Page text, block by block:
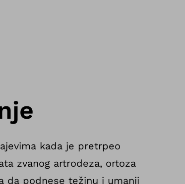
kada je pretrpeo
zvanog artrodeza, ortoza
da podnese težinu i umanji